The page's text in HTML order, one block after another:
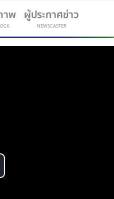
าพ ผู้ประกาศข่าว
NEWSCASTER